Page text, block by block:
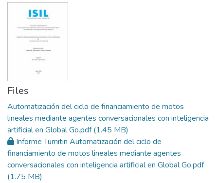
Files
Automatización del ciclo de financiamiento de motos
lineales mediante agentes conversacionales con inteligencia
artificial en Global Go.pdf(1.45 MB)
Informe Turnitin Automatización del ciclo de
financiamiento de motos lineales mediante agentes
conversacionales con inteligencia artificial en Global Go.pdf
(1.75 MB)